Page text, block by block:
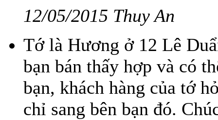
12/05/2015 Thuy An
Tớ là Hương ở 12 Lê
bạn bán thấy hợp và có
bạn, khách hàng của tớ
chỉ sang bên bạn đó.